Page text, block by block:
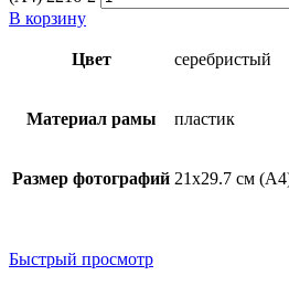
В корзину
Цвет серебристый
Материал рамы пластик
Размер фотографий 21х29.7 см
Быстрый просмотр